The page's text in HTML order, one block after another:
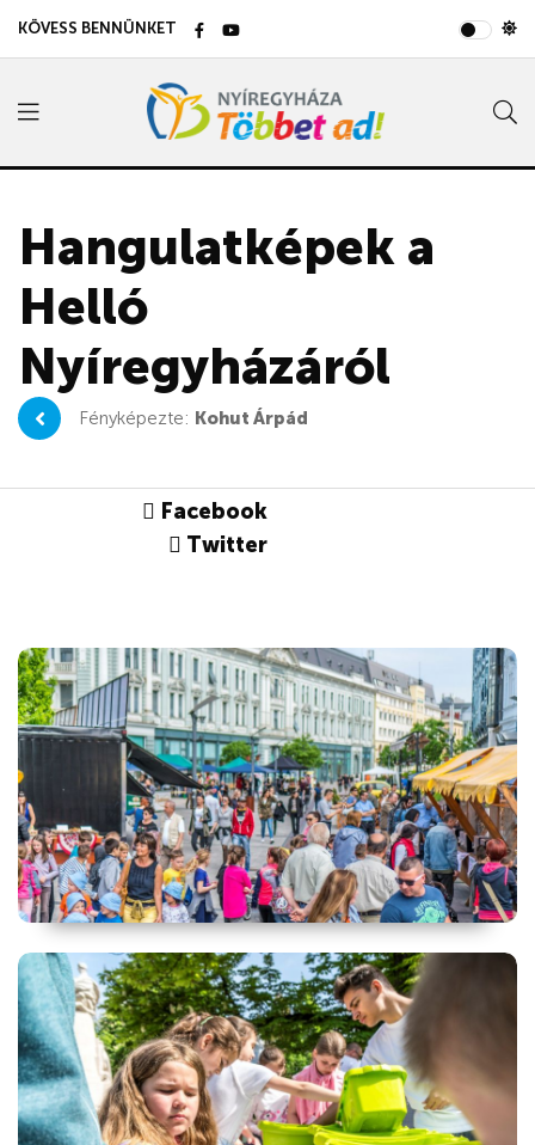
KÖVESS BENNÜNKET
Hangulatképek a
Helló
Nyíregyházáról
Fényképezte: Kohut Árpád
Facebook
Twitter